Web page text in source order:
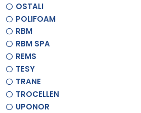
OSTALI
POLIFOAM
RBM
RBM SPA
REMS
TESY
TRANE
TROCELLEN
UPONOR